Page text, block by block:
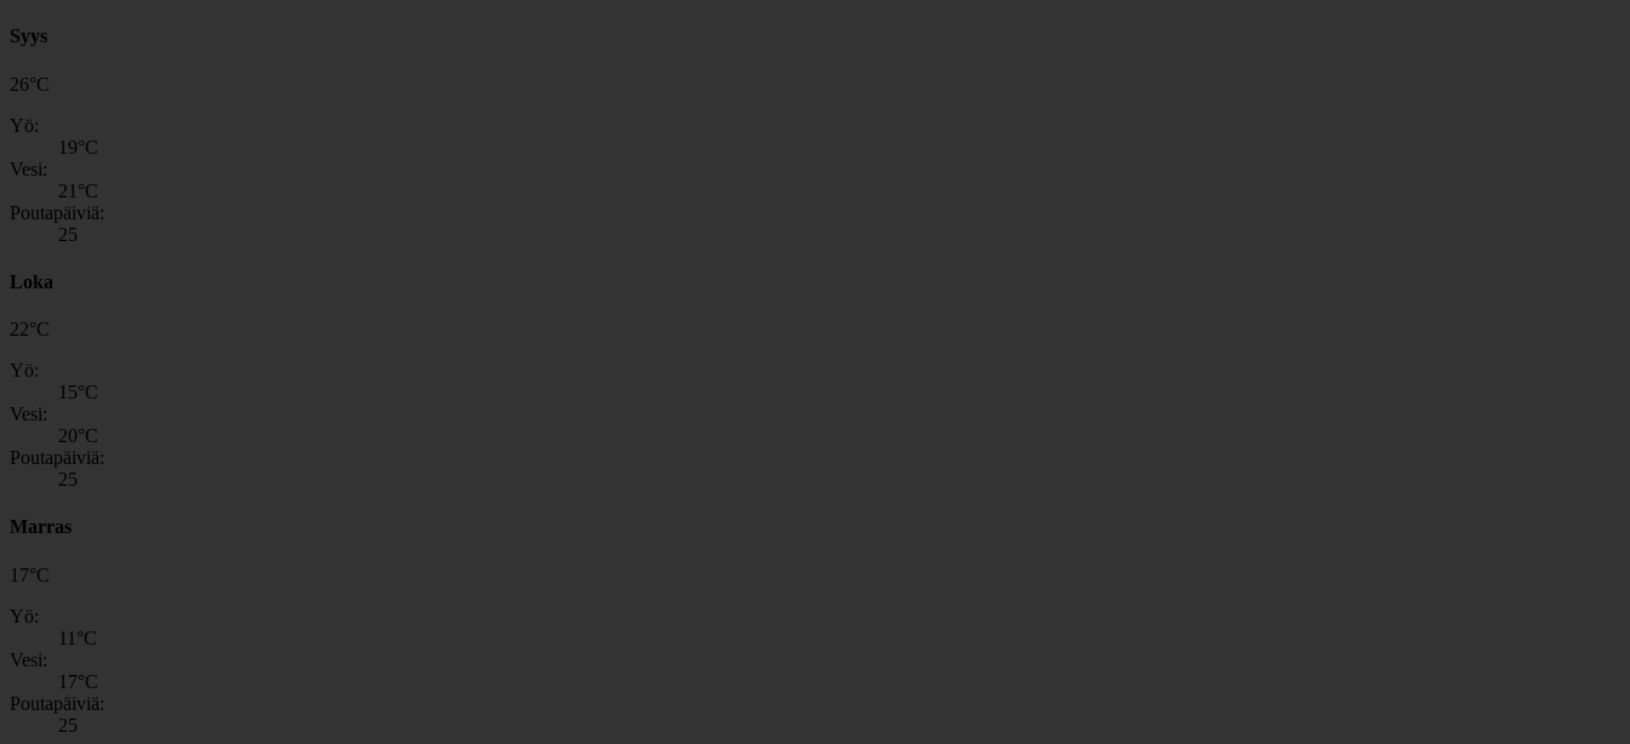
Syys
26°C
Yö:
19°C
Vesi:
21 °C
Poutapäiviä:
25
Loka
22°C
Yö:
15°C
Vesi:
20°C
Poutapäiviä:
25
Marras
17°C
Yö:
11 °C
Vesi:
17°C
Poutapäiviä:
25